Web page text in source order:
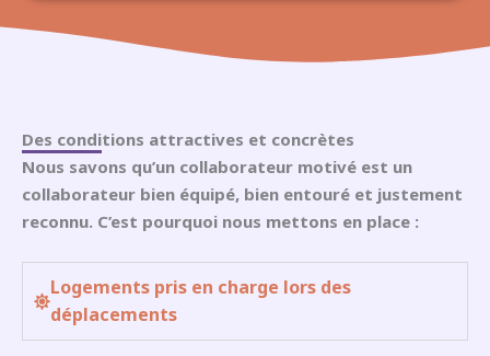
Des conditions attractives et concrètes
Nous savons qu’un collaborateur motivé est un
collaborateur bien équipé, bien entouré et justement
reconnu. C’est pourquoi nous mettons en place :
Logements pris en charge lors des
déplacements